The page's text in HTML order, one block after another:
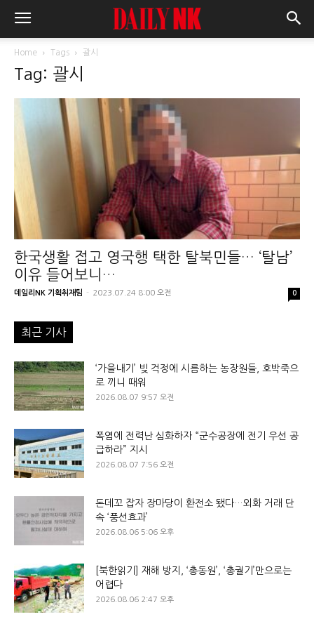
Home Tags 괄시
Tag: 괄시
한국생활 접고 영국행 택한 탈북민들… ‘탈남’
이유 들어보니…
데일리NK 기획취재팀 - 2023.07.24 8:00 오전 0
최근 기사
‘가을내기’ 빚 걱정에 시름하는 농장원들, 호박죽으
로 끼니 때워
2026.08.07 9:57 오전
폭염에 전력난 심화하자 “군수공장에 전기 우선 공
급하라” 지시
2026.08.07 7:56 오전
돈데꼬 잡자 장마당이 환전소 됐다…외화 거래 단
속 ‘풍선효과’
2026.08.06 5:06 오후
[북한읽기] 재해 방지, ‘총동원’, ‘총궐기’만으로는
어렵다
2026.08.06 2:47 오후